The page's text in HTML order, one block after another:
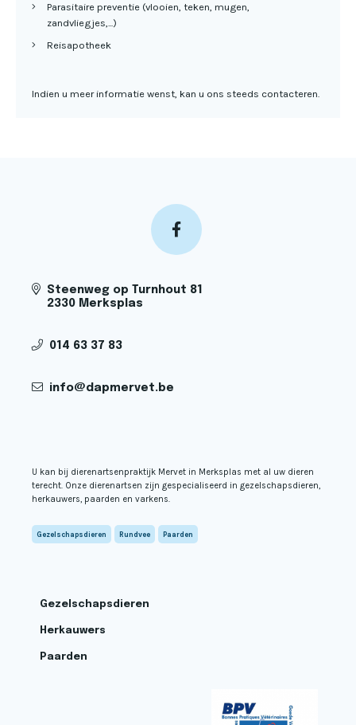
Parasitaire preventie (vlooien, teken, mugen,
zandvliegjes,...)
Reisapotheek
Indien u meer informatie wenst, kan u ons steeds contacteren.
U kan bij dierenartsenpraktijk Mervet in Merksplas met al uw dieren
terecht. Onze dierenartsen zijn gespecialiseerd in gezelschapsdieren,
herkauwers, paarden en varkens.
Gezelschapsdieren Rundvee Paarden
Gezelschapsdieren
Herkauwers
Paarden
Steenweg op Turnhout 81
2330 Merksplas
014 63 37 83
info@dapmervet.be